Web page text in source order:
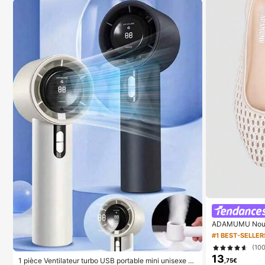
1 pièce Ventilateur turbo USB portable mini unisexe p
ADAMUMU
essées de
mmes,
ntemps/été,
#1 BEST-
13 ,75€